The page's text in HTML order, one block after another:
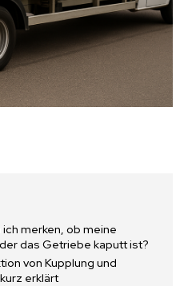
ich merken, ob meine
das Getriebe kaputt ist?
von Kupplung und
erklärt